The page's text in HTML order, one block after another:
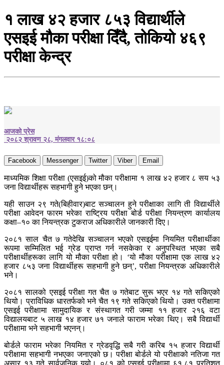
१ लाख ४२ हजार ८५३ विद्यार्थीले
एसइई मौका परीक्षा दिँदै, तोकियो ४६९
परीक्षा केन्द्र
आजको प्रेस
२०८२ श्रावण २८, मंगलवार १८:०८
Facebook Messenger Twitter Viber Email
माध्यमिक शिक्षा परीक्षा (एसइई)को मौका परीक्षामा १ लाख ४२ हजार ८ सय ५३
जना विद्यार्थीहरू सहभागी हुने भएका छन्।
यही साउन २९ गते(बिहीवार)बाट सञ्चालन हुने परीक्षाका लागि ती विद्यार्थीले
परीक्षा आवेदन फारम भरेका राष्ट्रिय परीक्षा बोर्ड परीक्षा नियन्त्रण कार्यालय
कक्षा–१० का नियन्त्रक टुकराज अधिकारीले जानकारी दिए।
२०८१ साल चैत ७ गतेदेखि सञ्चालन भएको एसइईमा नियमित परीक्षार्थीका
रूपमा सम्मिलित भई ग्रेड प्राप्त गर्न नसकेका र अनुपस्थित भएका सबै
परीक्षार्थीहरूका लागि यो मौका परीक्षा हो। ‘यो मौका परीक्षामा एक लाख ४२
हजार ८५३ जना विद्यार्थीहरू सहभागी हुने छन्’, परीक्षा नियन्त्रक अधिकारीले
भने।
२०८१ सालको एसइई परीक्षा गत चैत ७ गतेबाट सुरू भएर १४ गते सकिएको
थियो। प्राविधिक धारतर्फको भने चैत १९ गते सकिएको थियो। उक्त परीक्षामा
एसइई परीक्षामा सामुदायिक र संस्थागत गरी जम्मा ११ हजार २१६ वटा
विद्यालयबाट ५ लाख १४ हजार ७१ जनाले फाराम भरेका थिए। सबै विद्यार्थी
परीक्षामा भने सहभागी भएनन्।
बोर्डले फाराम भरेका नियमित र ग्रेडवृद्धि सबै गरी करिब १५ हजार विद्यार्थी
परीक्षामा सहभागी नभएका जनाएको छ। परीक्षा बोर्डले यो परीक्षाको नतिजा गत